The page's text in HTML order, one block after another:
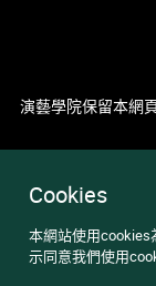
Cookies
本網站使用cookies
示同意我們使用
演藝學院保留本網